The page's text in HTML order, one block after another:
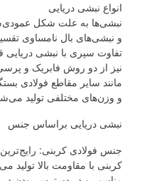
انواع نبشی دریایی
نبشی‌ها به علت شکل
و نبشی‌های بال نامساوی
تفاوت سپری با نبشی دریایی
نیز از دو روش فابریک و
مانند سایر مقاطع فولادی
و وزن‌های مختلفی تولید
نبشی دریایی براساس جنس
جنس فولادی کربنی:
کربنی با مقاومت بالا